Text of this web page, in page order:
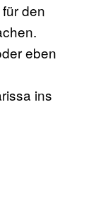
den
eben
ins